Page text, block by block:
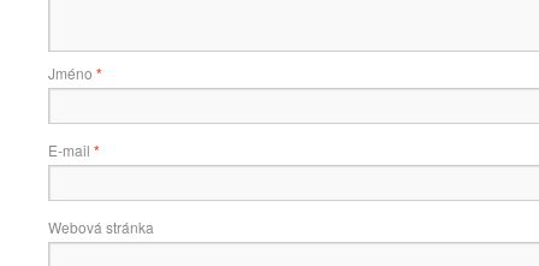
Jméno *
E-mail *
Webová stránka